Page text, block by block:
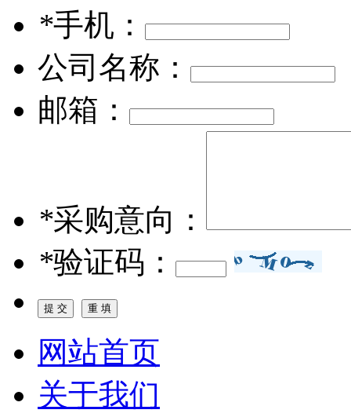
*手机：
公司名称：
邮箱：
*采购意向：
*验证码：
网站首页
关于我们